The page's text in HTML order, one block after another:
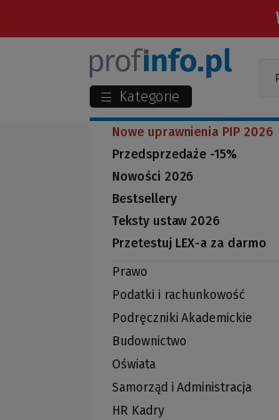
Kategorie
Nowe uprawnienia PIP 2026
Przedsprzedaże -15%
Nowości 2026
Bestsellery
Teksty ustaw 2026
Przetestuj LEX-a za darmo
(Nowe
okno)
(Link
do
innej
strony)
Prawo
Podatki i rachunkowość
Podręczniki Akademickie
Budownictwo
Oświata
Samorząd i Administracja
HR Kadry